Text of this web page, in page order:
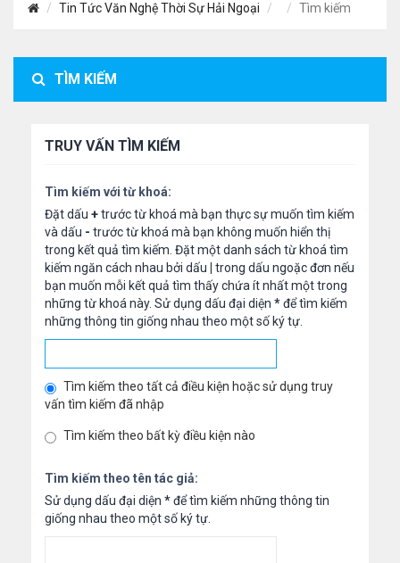
Tin Tức Văn Nghệ Thời Sự Hải Ngoại Tìm kiếm
TÌM KIẾM
TRUY VẤN TÌM KIẾM
Tìm kiếm với từ khoá:
Đặt dấu +trước từ khoá mà bạn thực sự muốn tìm kiếm
và dấu - trước từ khoá mà bạn không muốn hiển thị
trong kết quả tìm kiếm. Đặt một danh sách từ khoá tìm
kiếm ngăn cách nhau bởi dấu
trong dấu ngoặc đơn nếu
bạn muốn mỗi kết quả tìm thấy chứa ít nhất một trong
những từ khoá này. Sử dụng dấu đại diện *để tìm kiếm
những thông tin giống nhau theo một số ký tự.
Tìm kiếm theo tất cả điều kiện hoặc sử dụng truy
vấn tìm kiếm đã nhập
Tìm kiếm theo bất kỳ điều kiện nào
Tìm kiếm theo tên tác giả:
Sử dụng dấu đại diện *để tìm kiếm những thông tin
giống nhau theo một số ký tự.